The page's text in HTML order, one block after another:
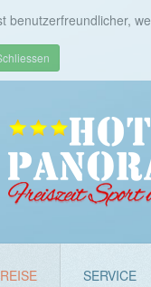
benutzerfreundlicher,
SERVICE